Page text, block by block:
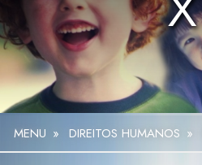
MENU » DIREITOS HUMANOS »